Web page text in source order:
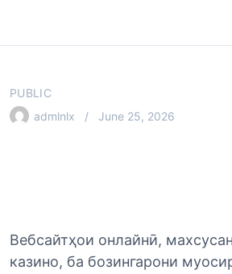
i
PUBLIC
admlnlx
June 25, 2026
Вебсайтҳои онлайнӣ,
казино, ба бозингарони